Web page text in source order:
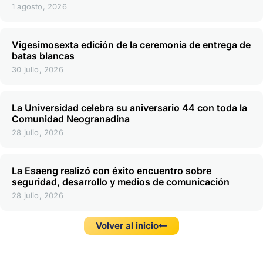
1 agosto, 2026
Vigesimosexta edición de la ceremonia de entrega de
batas blancas
30 julio, 2026
La Universidad celebra su aniversario 44 con toda la
Comunidad Neogranadina
28 julio, 2026
La Esaeng realizó con éxito encuentro sobre
seguridad, desarrollo y medios de comunicación
28 julio, 2026
Volver al inicio